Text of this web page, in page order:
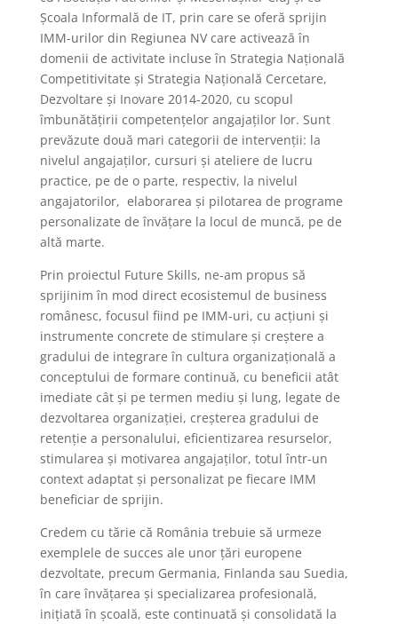
Școala Informală de IT, prin care se oferă sprijin
IMM-urilor din Regiunea NV care activează în
domenii de activitate incluse în Strategia Națională
Competitivitate și Strategia Națională Cercetare,
Dezvoltare și Inovare 2014-2020, cu scopul
îmbunătățirii competențelor angajaților lor. Sunt
prevăzute două mari categorii de intervenții: la
nivelul angajaților, cursuri și ateliere de lucru
practice, pe de o parte, respectiv, la nivelul
angajatorilor, elaborarea și pilotarea de programe
personalizate de învățare la locul de muncă, pe de
altă marte.
Prin proiectul Future Skills, ne-am propus să
sprijinim în mod direct ecosistemul de business
românesc, focusul fiind pe IMM-uri, cu acțiuni și
instrumente concrete de stimulare și creștere a
gradului de integrare în cultura organizațională a
conceptului de formare continuă, cu beneficii atât
imediate cât și pe termen mediu și lung, legate de
dezvoltarea organizației, creșterea gradului de
retenție a personalului, eficientizarea resurselor,
stimularea și motivarea angajaților, totul într-un
context adaptat și personalizat pe fiecare IMM
beneficiar de sprijin.
Credem cu tărie că România trebuie să urmeze
exemplele de succes ale unor țări europene
dezvoltate, precum Germania, Finlanda sau Suedia,
în care învățarea și specializarea profesională,
inițiată în școală, este continuată și consolidată la